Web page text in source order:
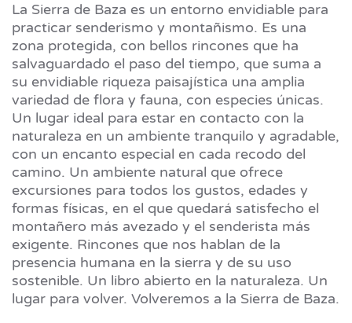
La Sierra de Baza es un entorno envidiable para
practicar senderismo y montañismo. Es una
zona protegida, con bellos rincones que ha
salvaguardado el paso del tiempo, que suma a
su envidiable riqueza paisajística una amplia
variedad de flora y fauna, con especies únicas.
Un lugar ideal para estar en contacto con la
naturaleza en un ambiente tranquilo y agradable,
con un encanto especial en cada recodo del
camino. Un ambiente natural que ofrece
excursiones para todos los gustos, edades y
formas físicas, en el que quedará satisfecho el
montañero más avezado y el senderista más
exigente. Rincones que nos hablan de la
presencia humana en la sierra y de su uso
sostenible. Un libro abierto en la naturaleza. Un
lugar para volver. Volveremos a la Sierra de Baza.